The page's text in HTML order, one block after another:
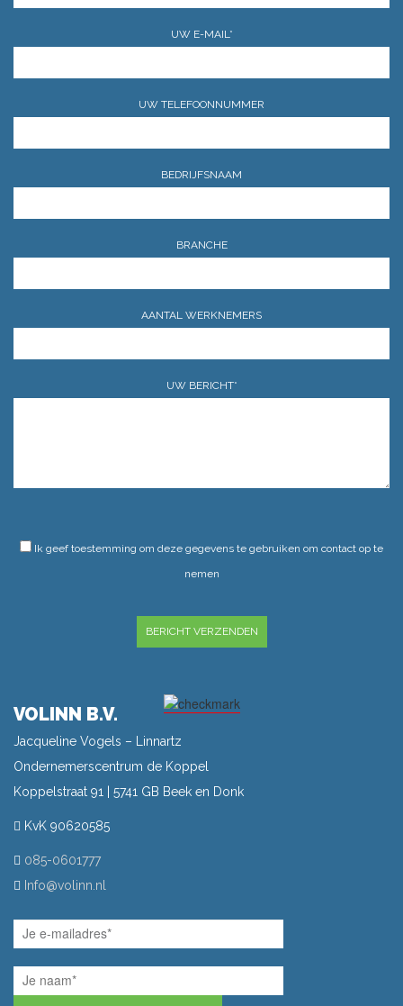
UW E-MAIL*
UW TELEFOONNUMMER
BEDRIJFSNAAM
BRANCHE
AANTAL WERKNEMERS
UW BERICHT*
Ik geef toestemming om deze gegevens te gebruiken om contact op te
nemen
VOLINN B.V.
Jacqueline Vogels – Linnartz
Ondernemerscentrum de Koppel
Koppelstraat 91 | 5741 GB Beek en Donk
KvK 90620585
085-0601777
Info@volinn.nl